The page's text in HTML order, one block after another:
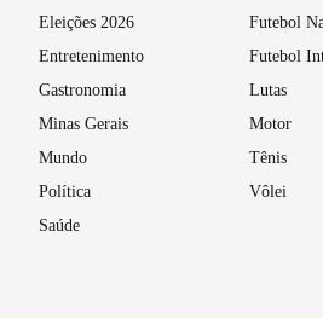
Eleições 2026
Entretenimento
Gastronomia
Minas Gerais
Mundo
Política
Saúde
Futebol
Futebol
Lutas
Motor
Tênis
Vôlei